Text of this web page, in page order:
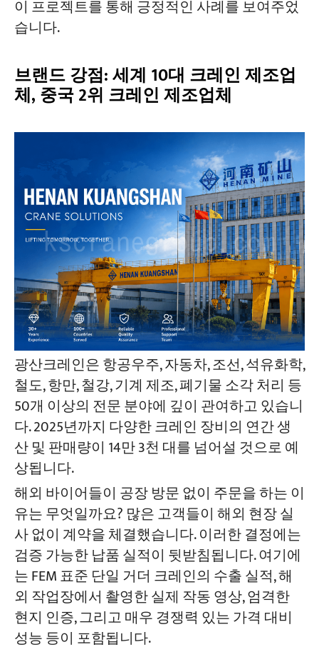
이 프로젝트를 통해 긍정적인 사례를 보여주었
습니다.
브랜드 강점: 세계 10대 크레인 제조업
체, 중국 2위 크레인 제조업체
광산크레인은 항공우주, 자동차, 조선, 석유화학,
철도, 항만, 철강, 기계 제조, 폐기물 소각 처리 등
50개 이상의 전문 분야에 깊이 관여하고 있습니
다. 2025년까지 다양한 크레인 장비의 연간 생
산 및 판매량이 14만 3천 대를 넘어설 것으로 예
상됩니다.
해외 바이어들이 공장 방문 없이 주문을 하는 이
유는 무엇일까요? 많은 고객들이 해외 현장 실
사 없이 계약을 체결했습니다. 이러한 결정에는
검증 가능한 납품 실적이 뒷받침됩니다. 여기에
는 FEM 표준 단일 거더 크레인의 수출 실적, 해
외 작업장에서 촬영한 실제 작동 영상, 엄격한
현지 인증, 그리고 매우 경쟁력 있는 가격 대비
성능 등이 포함됩니다.